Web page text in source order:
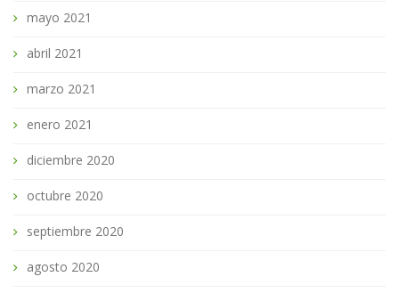
mayo 2021
abril 2021
marzo 2021
enero 2021
diciembre 2020
octubre 2020
septiembre 2020
agosto 2020